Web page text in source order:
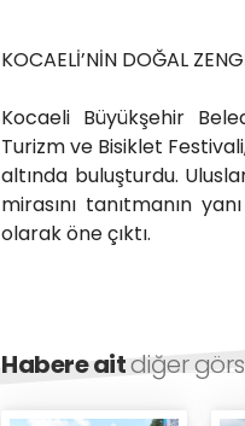
KOCAELİ’NİN DOĞAL
Kocaeli Büyükşehir
Turizm ve Bisiklet
altında buluşturdu.
mirasını tanıtmanın
olarak öne çıktı.
Habere aitdiğer